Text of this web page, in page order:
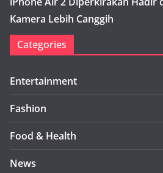
Kamera Lebih Canggih
Categories
Entertainment
Fashion
Food & Health
News